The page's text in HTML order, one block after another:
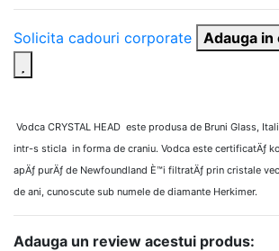
Solicita cadouri corporate Adauga in
Vodca CRYSTAL HEAD este produsa de Bruni Glass,
intr-s sticla in forma de craniu. Vodca este certificatÄƒ
apÄƒ purÄƒ de Newfoundland È™i filtratÄƒ prin cristale
de ani, cunoscute sub numele de diamante Herkimer.
Adauga un review acestui produs: